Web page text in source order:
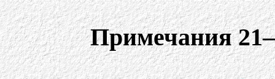
Примечания